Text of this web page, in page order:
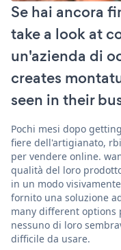
Se hai ancora
take a look at
un'azienda di
creates
seen in their
Pochi mesi dopo
fiere dell'artigianato,
per vendere online.
qualità del loro
in un modo
fornito una soluzione
many different options
nessuno di loro
difficile da usare.